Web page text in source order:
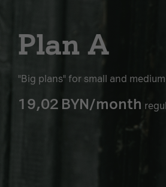
Plan A
"Big plans" for small and
19,02 BYN/month